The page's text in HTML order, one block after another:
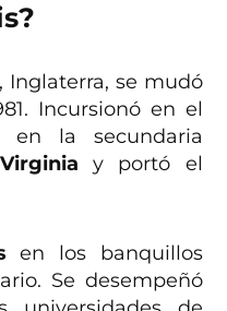
se mudó
Incursionó en el
en la secundaria
y portó el
en los banquillos
Se desempeñó